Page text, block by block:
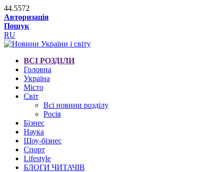
44.5572
Авторизація
Пошук
RU
ВСІ РОЗДІЛИ
Головна
Україна
Місто
Світ
Всі новини розділу
Росія
Бізнес
Наука
Шоу-бізнес
Спорт
Lifestyle
БЛОГИ ЧИТАЧІВ